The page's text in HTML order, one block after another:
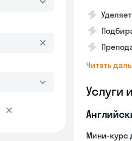
Читать
Услуги
Мини-курс